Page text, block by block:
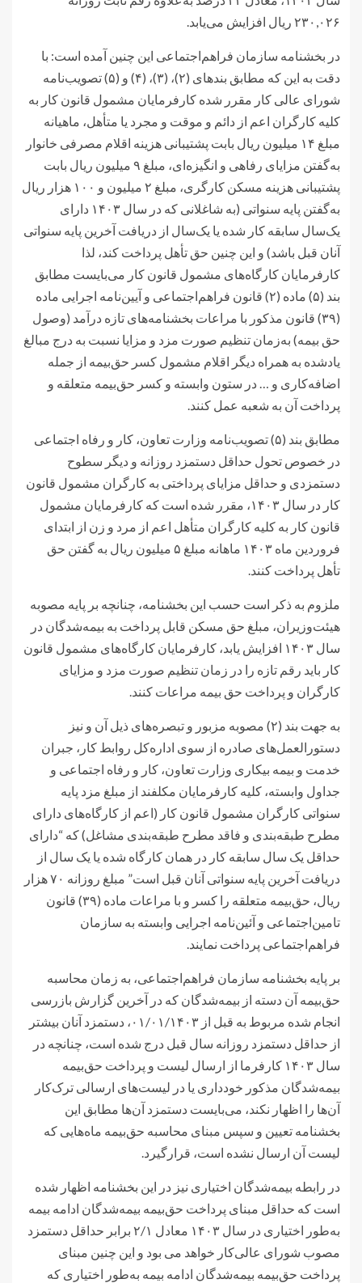
۲۳۰,۰۲۶ ریال افزایش می‌یابد.
در بخشنامه سازمان فراهم‌اجتماعی این چنین آمده است: با
دقت به این که مطابق بندهای (۲)، (۳)، (۴) و (۵) تصویب‌نامه
شورای عالی کار مقرر شده کارفرمایان مشمول قانون کار به
کلیه کارگران اعم از دائم و موقت و مجرد یا متأهل، ماهیانه
مبلغ ۱۴ میلیون ریال بابت پشتیبانی ‌هزینه اقلام مصرفی خانوار
به‌گفتن مزایای رفاهی و انگیزه‌ای، مبلغ ۹ میلیون ریال بابت
پشتیبانی هزینه مسکن کارگری، مبلغ ۲ میلیون و ۱۰۰ هزار ریال
به‌گفتن پایه سنواتی (به شاغلانی که در سال ۱۴۰۳ دارای
یک‌سال سابقه کار شده یا یک‌سال از دریافت آخرین پایه سنواتی
آنان قبل باشد) و این چنین حق تأهل پرداخت کند، لذا
کارفرمایان کارگاه‌های مشمول قانون کار می‌بایست مطابق
بند (۵) ماده (۲) قانون فراهم‌اجتماعی و آیین‌نامه اجرایی ماده
(۳۹) قانون مذکور با مراعات بخشنامه‌های تازه درآمد (وصول
حق بیمه) به‌زمان تنظیم صورت مزد و مزایا نسبت به درج مبالغ
یادشده به همراه دیگر اقلام مشمول کسر حق‌بیمه از جمله
اضافه‌کاری و … در ستون‌ وابسته و کسر حق‌بیمه متعلقه و
پرداخت آن به شعبه عمل کنند.
مطابق بند (۵) تصویب‌نامه وزارت تعاون، کار و رفاه اجتماعی
در خصوص تحول حداقل دستمزد روزانه و دیگر سطوح
دستمزدی و حداقل مزایای پرداختی به کارگران مشمول قانون
کار در سال ۱۴۰۳، مقرر شده است که کارفرمایان مشمول
قانون کار به کلیه کارگران متأهل اعم از مرد و زن از ابتدای
فروردین ماه ۱۴۰۳ ماهانه مبلغ ۵ میلیون ریال به گفتن حق
تأهل پرداخت کنند.
ملزوم به ذکر است حسب این بخشنامه، چنانچه بر پایه مصوبه
هیئت‌وزیران، مبلغ حق مسکن قابل پرداخت به بیمه‌شدگان در
سال ۱۴۰۳ افزایش یابد، کارفرمایان کارگاه‌های مشمول قانون
کار باید رقم تازه را در زمان تنظیم صورت مزد و مزایای
کارگران و پرداخت حق بیمه مراعات کنند.
به جهت بند (۲) مصوبه مزبور و تبصره‌های ذیل آن و نیز
دستورالعمل‌های صادره از سوی اداره‌کل روابط کار، جبران
خدمت و بیمه بیکاری وزارت تعاون، کار و رفاه اجتماعی و
جداول وابسته، کلیه کارفرمایان مکلفند از مبلغ مزد پایه
سنواتی کارگران مشمول قانون کار (اعم از کارگاه‌های دارای
مطرح طبقه‌بندی و فاقد مطرح طبقه‌بندی مشاغل) که “دارای
حداقل یک سال سابقه کار در همان کارگاه شده یا یک سال از
دریافت آخرین پایه سنواتی آنان قبل است” مبلغ روزانه ۷۰ هزار
ریال، حق‌بیمه متعلقه را کسر و با مراعات ماده (۳۹) قانون
تامین‌اجتماعی و آئین‌نامه اجرایی وابسته به سازمان
فراهم‌اجتماعی پرداخت نمایند.
بر پایه بخشنامه سازمان فراهم‌اجتماعی، به زمان محاسبه
حق‌بیمه آن دسته از بیمه‌شدگان که در آخرین گزارش بازرسی
انجام شده مربوط به قبل از ۰۱‌‌‌‌‌‌‌/۰۱‌‌‌‌‌‌‌/۱۴۰۳، دستمزد آنان بیشتر
از حداقل دستمزد روزانه سال قبل درج شده است، چنانچه در
سال ۱۴۰۳ کارفرما از ارسال لیست و پرداخت حق‌بیمه
بیمه‌شدگان مذکور خودداری یا در لیست‌های ارسالی ترک‌کار
آن‌ها را اظهار نکند، می‌بایست دستمزد آن‌ها مطابق این
بخشنامه تعیین و سپس مبنای محاسبه حق‌بیمه ماه‌هایی که
لیست آن ارسال نشده است، قرارگیرد.
در رابطه بیمه‌شدگان اختیاری نیز در این بخشنامه اظهار شده
است که حداقل مبنای پرداخت حق‌بیمه بیمه‌شدگان ادامه بیمه
به‌طور اختیاری در سال ۱۴۰۳ معادل ۲‌‌/۱ برابر حداقل دستمزد
مصوب شورای عالی‌کار خواهد می بود و این چنین مبنای
پرداخت حق‌بیمه بیمه‌شدگان ادامه بیمه به‌طور اختیاری که